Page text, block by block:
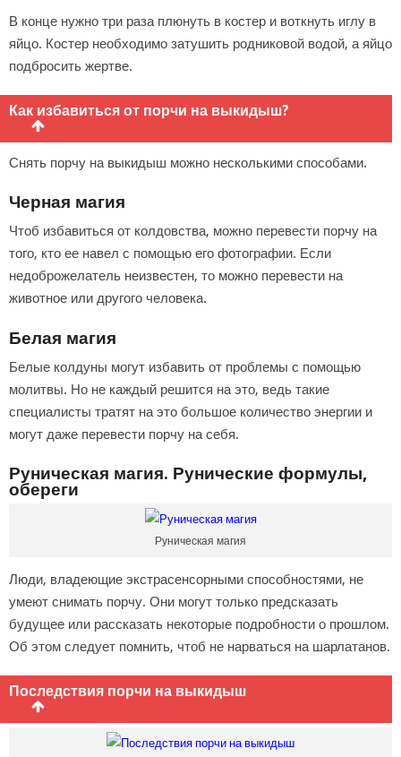
В конце нужно три раза плюнуть в костер и воткнуть иглу в
яйцо. Костер необходимо затушить родниковой водой, а яйцо
подбросить жертве.
Как избавиться от порчи на выкидыш?
Снять порчу на выкидыш можно несколькими способами.
Черная магия
Чтоб избавиться от колдовства, можно перевести порчу на
того, кто ее навел с помощью его фотографии. Если
недоброжелатель неизвестен, то можно перевести на
животное или другого человека.
Белая магия
Белые колдуны могут избавить от проблемы с помощью
молитвы. Но не каждый решится на это, ведь такие
специалисты тратят на это большое количество энергии и
могут даже перевести порчу на себя.
Руническая магия. Рунические формулы,
обереги
Руническая магия
Люди, владеющие экстрасенсорными способностями, не
умеют снимать порчу. Они могут только предсказать
будущее или рассказать некоторые подробности о прошлом.
Об этом следует помнить, чтоб не нарваться на шарлатанов.
Последствия порчи на выкидыш